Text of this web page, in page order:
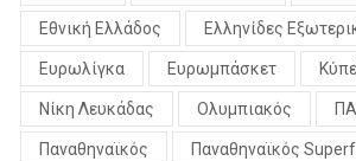
Εθνική Ελλάδος Ελληνίδες
Ευρωλίγκα Ευρωμπάσκετ
Νίκη Λευκάδας Ολυμπιακός
Παναθηναϊκός Παναθηναϊκός